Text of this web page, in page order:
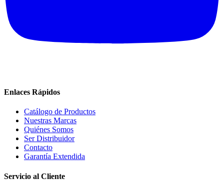
Enlaces Rápidos
Catálogo de Productos
Nuestras Marcas
Quiénes Somos
Ser Distribuidor
Contacto
Garantía Extendida
Servicio al Cliente